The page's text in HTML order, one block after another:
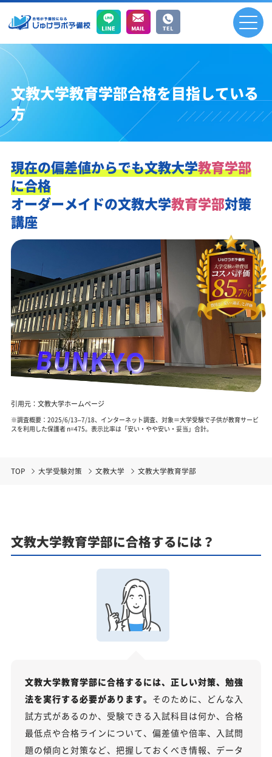
文教大学教育学部合格を目指している
方
現在の偏差値からでも文教大学教育学部
に合格
オーダーメイドの文教大学教育学部対策
講座
引用元：文教大学ホームページ
※調査概要：2025/6/13–7/18、インターネット調査、対象＝大学受験で子供が教育サービ
スを利用した保護者 n=475。表示比率は「安い・やや安い・妥当」合計。
TOP 大学受験対策 文教大学 文教大学教育学部
文教大学教育学部に合格するには？
文教大学教育学部に合格するには、正しい対策、勉強
法を実行する必要があります。 そのために、どんな入
試方式があるのか、受験できる入試科目は何か、合格
最低点や合格ラインについて、偏差値や倍率、入試問
題の傾向と対策など、把握しておくべき情報、データ